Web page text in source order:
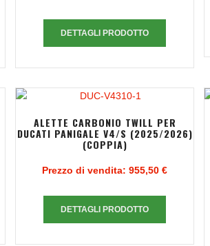
DETTAGLI PRODOTTO
ALETTE CARBONIO TWILL PER
DUCATI PANIGALE V4/S (2025/2026)
(COPPIA)
Prezzo di vendita:955,50 €
DETTAGLI PRODOTTO